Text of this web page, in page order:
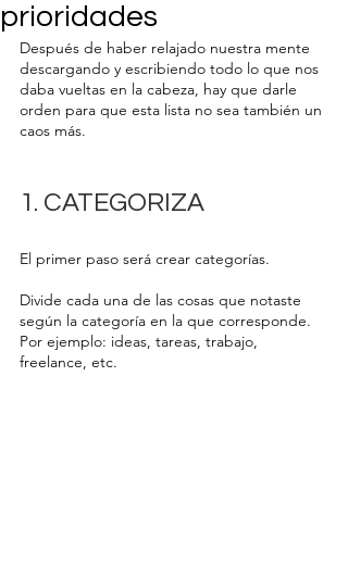
prioridades
Después de haber relajado nuestra mente
descargando y escribiendo todo lo que nos
daba vueltas en la cabeza, hay que darle
orden para que esta lista no sea también un
caos más.
1. CATEGORIZA
El primer paso será crear categorías.
Divide cada una de las cosas que notaste
según la categoría en la que corresponde.
Por ejemplo: ideas, tareas, trabajo,
freelance, etc.